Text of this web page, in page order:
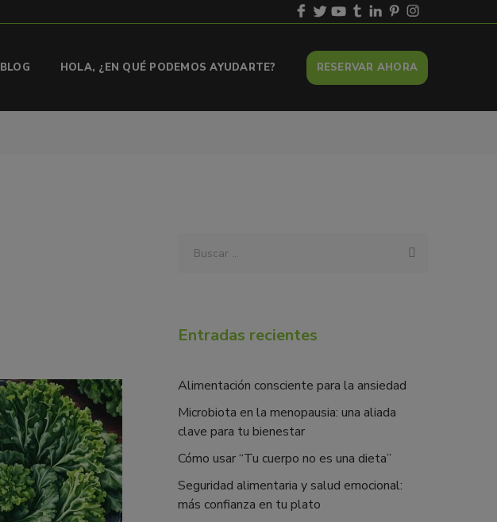
BLOG HOLA, ¿EN QUÉ PODEMOS AYUDARTE? RESERVAR AHORA
Entradas recientes
Alimentación consciente para la ansiedad
Microbiota en la menopausia: una aliada
clave para tu bienestar
Cómo usar “Tu cuerpo no es una dieta”
Seguridad alimentaria y salud emocional:
más confianza en tu plato